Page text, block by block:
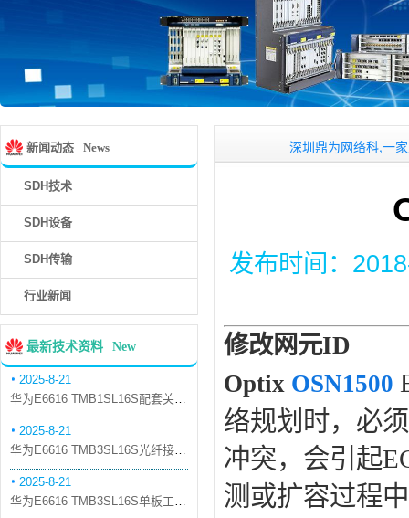
新闻动态 News
SDH技术
SDH设备
SDH传输
行业新闻
最新技术资料 New
2025-8-21
华为E6616 TMB1SL16S配套关系和替代关系
2025-8-21
华为E6616 TMB3SL16S光纤接口板槽位占用介绍
2025-8-21
华为E6616 TMB3SL16S单板工作原理和信号流
深圳鼎为网络科,一家从事
发布时间：
修改网元ID
Optix OSN1500
络规划时，必
冲突，会引起
测或扩容过程